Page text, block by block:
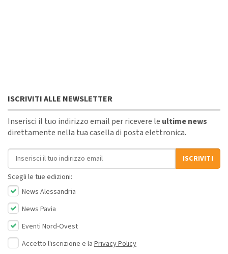
ISCRIVITI ALLE NEWSLETTER
Inserisci il tuo indirizzo email per ricevere le ultime news
direttamente nella tua casella di posta elettronica.
Indirizzo email
ISCRIVITI
Scegli le tue edizioni:
News Alessandria
News Pavia
Eventi Nord-Ovest
Accetto l'iscrizione e la Privacy Policy